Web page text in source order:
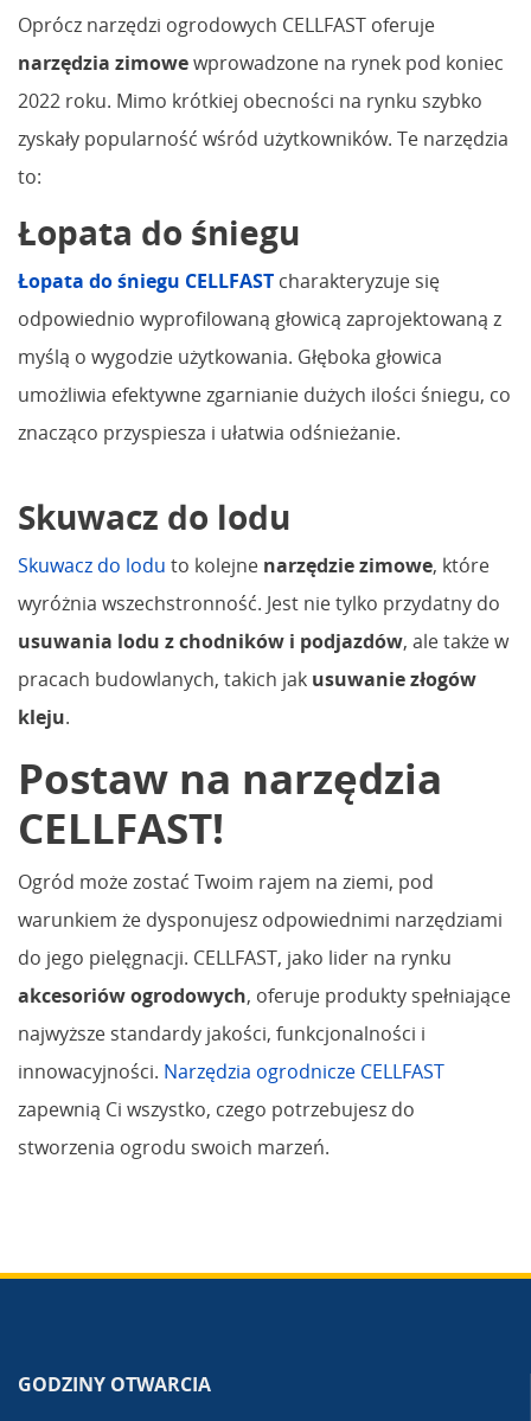
Oprócz narzędzi ogrodowych CELLFAST oferuje
narzędzia zimowewprowadzone na rynek pod koniec
2022 roku. Mimo krótkiej obecności na rynku szybko
zyskały popularność wśród użytkowników. Te narzędzia
to:
Łopata do śniegu
Łopata do śniegu CELLFAST charakteryzuje się
odpowiednio wyprofilowaną głowicą zaprojektowaną z
myślą o wygodzie użytkowania. Głęboka głowica
umożliwia efektywne zgarnianie dużych ilości śniegu, co
znacząco przyspiesza i ułatwia odśnieżanie.
Skuwacz do lodu
Skuwacz do lodu to kolejne narzędzie zimowe, które
wyróżnia wszechstronność. Jest nie tylko przydatny do
usuwania lodu z chodników i podjazdów, ale także w
pracach budowlanych, takich jak usuwanie złogów
kleju.
Postaw na narzędzia
CELLFAST!
Ogród może zostać Twoim rajem na ziemi, pod
warunkiem że dysponujesz odpowiednimi narzędziami
do jego pielęgnacji. CELLFAST, jako lider na rynku
akcesoriów ogrodowych, oferuje produkty spełniające
najwyższe standardy jakości, funkcjonalności i
innowacyjności. Narzędzia ogrodnicze CELLFAST
zapewnią Ci wszystko, czego potrzebujesz do
stworzenia ogrodu swoich marzeń.
GODZINY OTWARCIA